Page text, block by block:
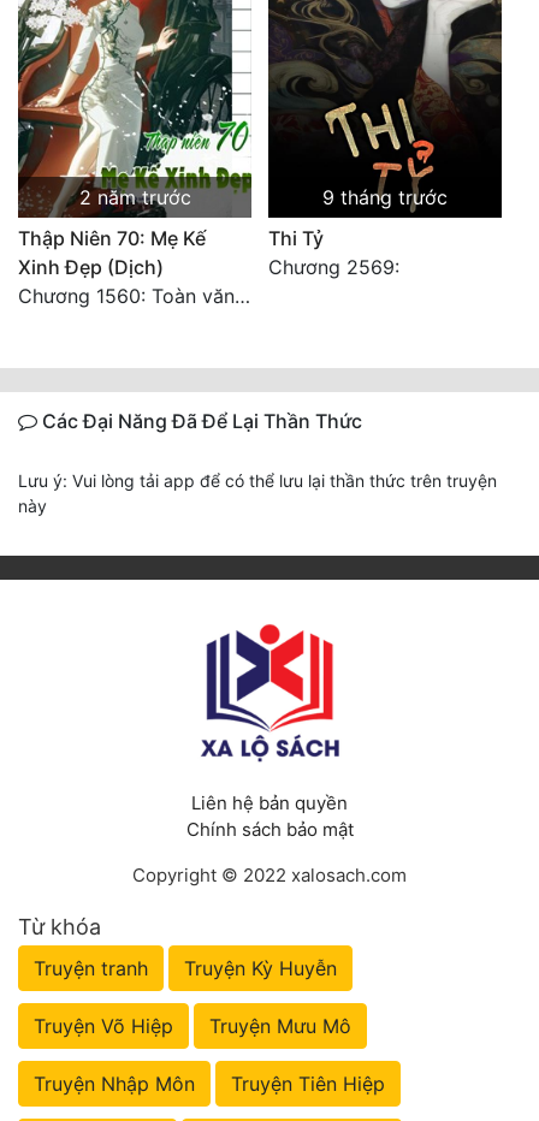
2 năm trước
Thập Niên 70: Mẹ Kế
Xinh Đẹp (Dịch)
Chương 1560: Toàn văn hoàn
9 tháng trước
Thi Tỷ
Chương 2569:
Các Đại Năng Đã Để Lại Thần Thức
Lưu ý: Vui lòng tải app để có thể lưu lại thần thức trên truyện
này
Liên hệ bản quyền
Chính sách bảo mật
Copyright © 2022 xalosach.com
Từ khóa
Truyện tranh Truyện Kỳ Huyễn
Truyện Võ Hiệp Truyện Mưu Mô
Truyện Nhập Môn Truyện Tiên Hiệp